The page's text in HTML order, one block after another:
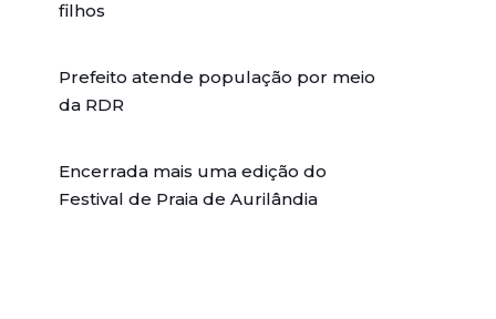
filhos
Prefeito atende população por meio
da RDR
Encerrada mais uma edição do
Festival de Praia de Aurilândia